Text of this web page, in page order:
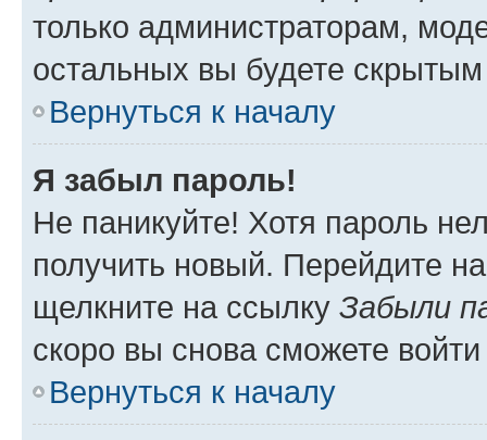
только администраторам,
остальных вы будете
Вернуться к началу
Я забыл пароль!
Не паникуйте! Хотя пароль
получить новый. Перейдите
щелкните на ссылку Забыли
скоро вы снова сможете
Вернуться к началу